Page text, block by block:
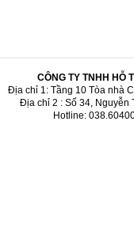
CÔNG TY TNHH HỖ
Địa chỉ 1: Tầng 10 Tòa nhà
Địa chỉ 2 : Số 34, Nguyễn
Hotline: